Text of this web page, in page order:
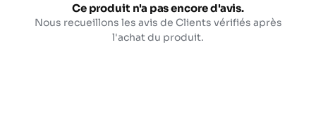
Ce produit n'a pas encore d'avis.
Nous recueillons les avis de Clients vérifiés après
l'achat du produit.